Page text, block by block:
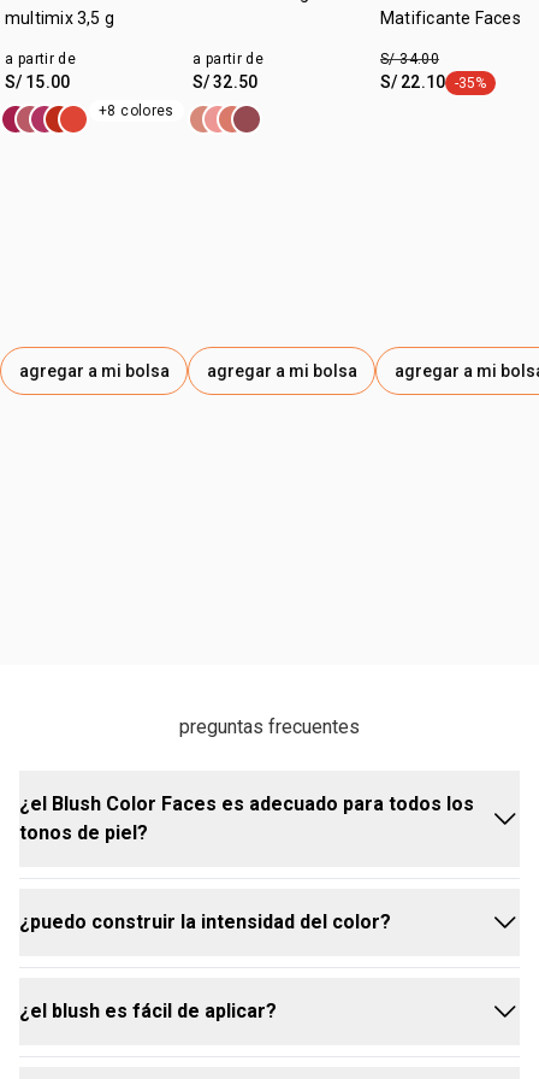
multimix 3,5 g
a partir de
S/ 15.00
+8 colores
agregar a mi bolsa
a partir de
S/ 32.50
agregar a mi bolsa
Matificante Faces
S/ 34.00
S/ 22.10 etiqueta -
-35%
agregar a mi
preguntas frecuentes
¿el Blush Color Faces es adecuado para todos los
tonos de piel?
sí, el Blush Color Faces está disponible en varios
¿puedo construir la intensidad del color?
sí, la fórmula permite construir la intensidad del
¿el blush es fácil de aplicar?